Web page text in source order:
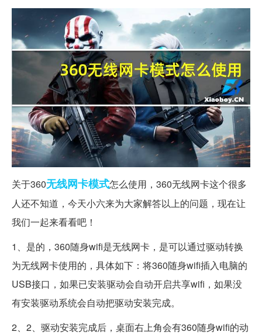
关于360无线网卡模式怎么使用，360无线网卡这个很多
人还不知道，今天小六来为大家解答以上的问题，现在让
我们一起来看看吧！
1、是的，360随身wifi是无线网卡，是可以通过驱动转换
为无线网卡使用的，具体如下：将360随身wifi插入电脑的
USB接口，如果已安装驱动会自动开启共享wifi，如果没
有安装驱动系统会自动把驱动安装完成。
2、2、驱动安装完成后，桌面右上角会有360随身wifi的动